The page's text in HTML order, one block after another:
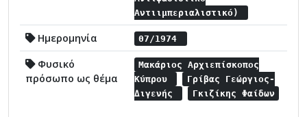
Αντιιμπεριαλιστικό)
Ημερομηνία 07/1974
Φυσικό
πρόσωπο ως θέμα
Μακάριος Αρχιεπίσκοπος
Κύπρου
Γρίβας Γεώργιος-
Διγενής
Γκιζίκης Φαίδων